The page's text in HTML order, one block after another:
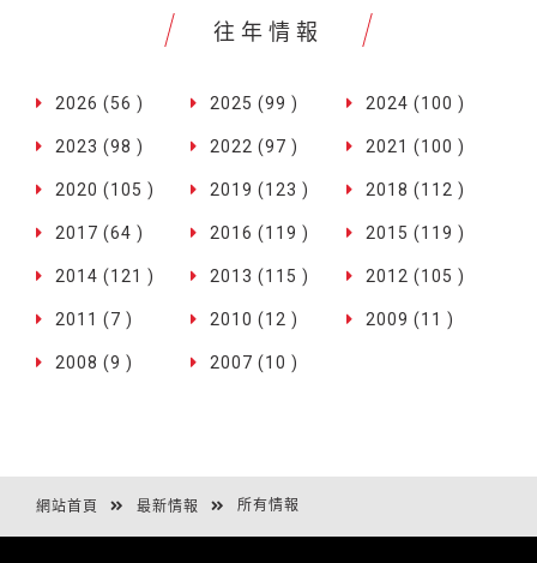
往年情報
2026 (56 ) 2025 (99 ) 2024 (100 )
2023 (98 ) 2022 (97 ) 2021 (100 )
2020 (105 ) 2019 (123 ) 2018 (112 )
2017 (64 ) 2016 (119 ) 2015 (119 )
2014 (121 ) 2013 (115 ) 2012 (105 )
2011 (7 ) 2010 (12 ) 2009 (11 )
2008 (9 ) 2007 (10 )
網站首頁 最新情報 所有情報